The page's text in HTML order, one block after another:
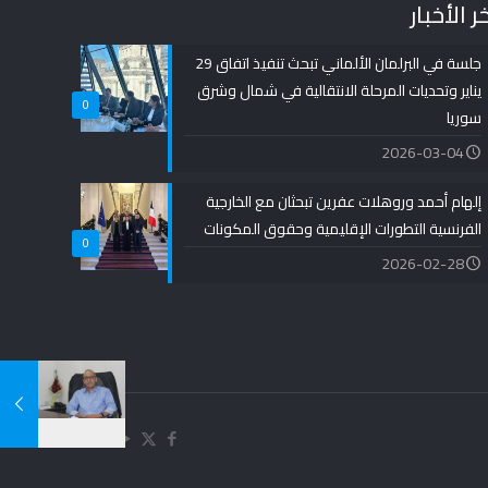
الأخبار
0
جلسة في البرلمان الألماني تبحث تنفيذ اتفاق 29
يناير وتحديات المرحلة الانتقالية في شمال وشرق
سوريا
2026-03-04
0
إلهام أحمد وروهلات عفرين تبحثان مع الخارجية
الفرنسية التطورات الإقليمية وحقوق المكونات
2026-02-28